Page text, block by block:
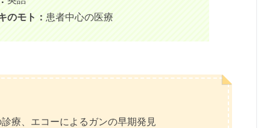
のモト： 患者中心の医療
療、エコーによるガンの早期発見